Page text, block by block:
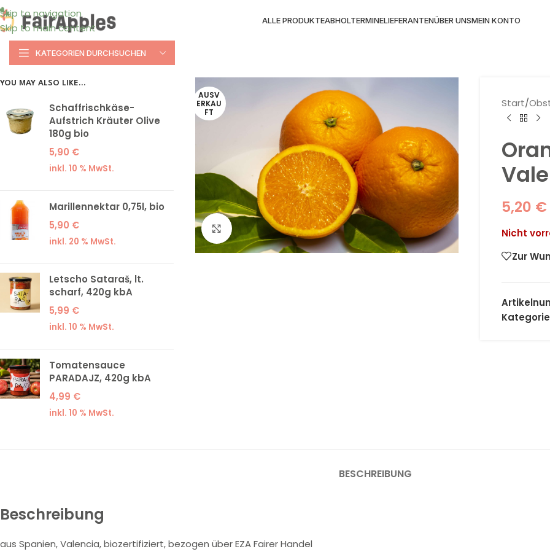
Skip to navigation
Skip to main content
ALLE PRODUKTEABHOLTERMINELIEFERANTENÜBER UNSMEIN KONTO
KATEGORIEN DURCHSUCHEN
YOU MAY ALSO LIKE…
Schaffrischkäse-
Aufstrich Kräuter Olive
180g bio
5,90 €
inkl. 10 % MwSt.
Marillennektar 0,75l, bio
5,90 €
inkl. 20 % MwSt.
Letscho Sataraš, lt.
scharf, 420g kbA
5,99 €
inkl. 10 % MwSt.
Tomatensauce
PARADAJZ, 420g kbA
4,99 €
inkl. 10 % MwSt.
AUSV
ERKAU
FT
Klick zum Vergrößern
Start/
5,20 €
Nicht
Zur
BESCHREIBUNG
Beschreibung
aus Spanien, Valencia, biozertifiziert, bezogen über EZA Fairer Handel